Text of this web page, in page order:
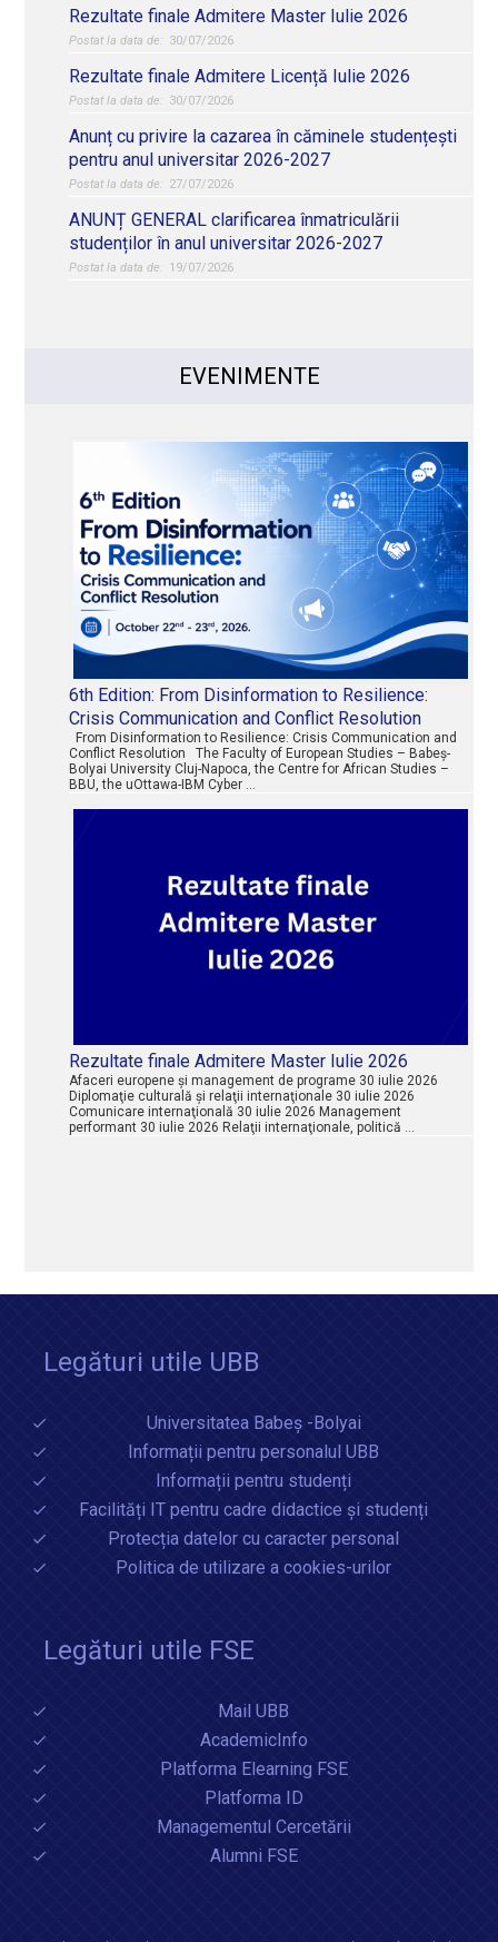
Rezultate finale Admitere Master Iulie 2026
30/07/2026
Rezultate finale Admitere Licență Iulie 2026
30/07/2026
Anunț cu privire la cazarea în căminele studențești
pentru anul universitar 2026-2027
27/07/2026
ANUNȚ GENERAL clarificarea înmatriculării
studenților în anul universitar 2026-2027
19/07/2026
EVENIMENTE
6th Edition: From Disinformation to Resilience:
Crisis Communication and Conflict Resolution
From Disinformation to Resilience: Crisis Communication and
Conflict Resolution The Faculty of European Studies – Babeș-
Bolyai University Cluj-Napoca, the Centre for African Studies –
BBU, the uOttawa-IBM Cyber …
Rezultate finale Admitere Master Iulie 2026
Afaceri europene şi management de programe 30 iulie 2026
Diplomaţie culturală şi relaţii internaţionale 30 iulie 2026
Comunicare internaţională 30 iulie 2026 Management
performant 30 iulie 2026 Relaţii internaţionale, politică …
Legături utile UBB
Universitatea Babeș -Bolyai
Informații pentru personalul UBB
Informații pentru studenți
Facilități IT pentru cadre didactice și studenți
Protecția datelor cu caracter personal
Politica de utilizare a cookies-urilor
Legături utile FSE
Mail UBB
AcademicInfo
Platforma Elearning FSE
Platforma ID
Managementul Cercetării
Alumni FSE